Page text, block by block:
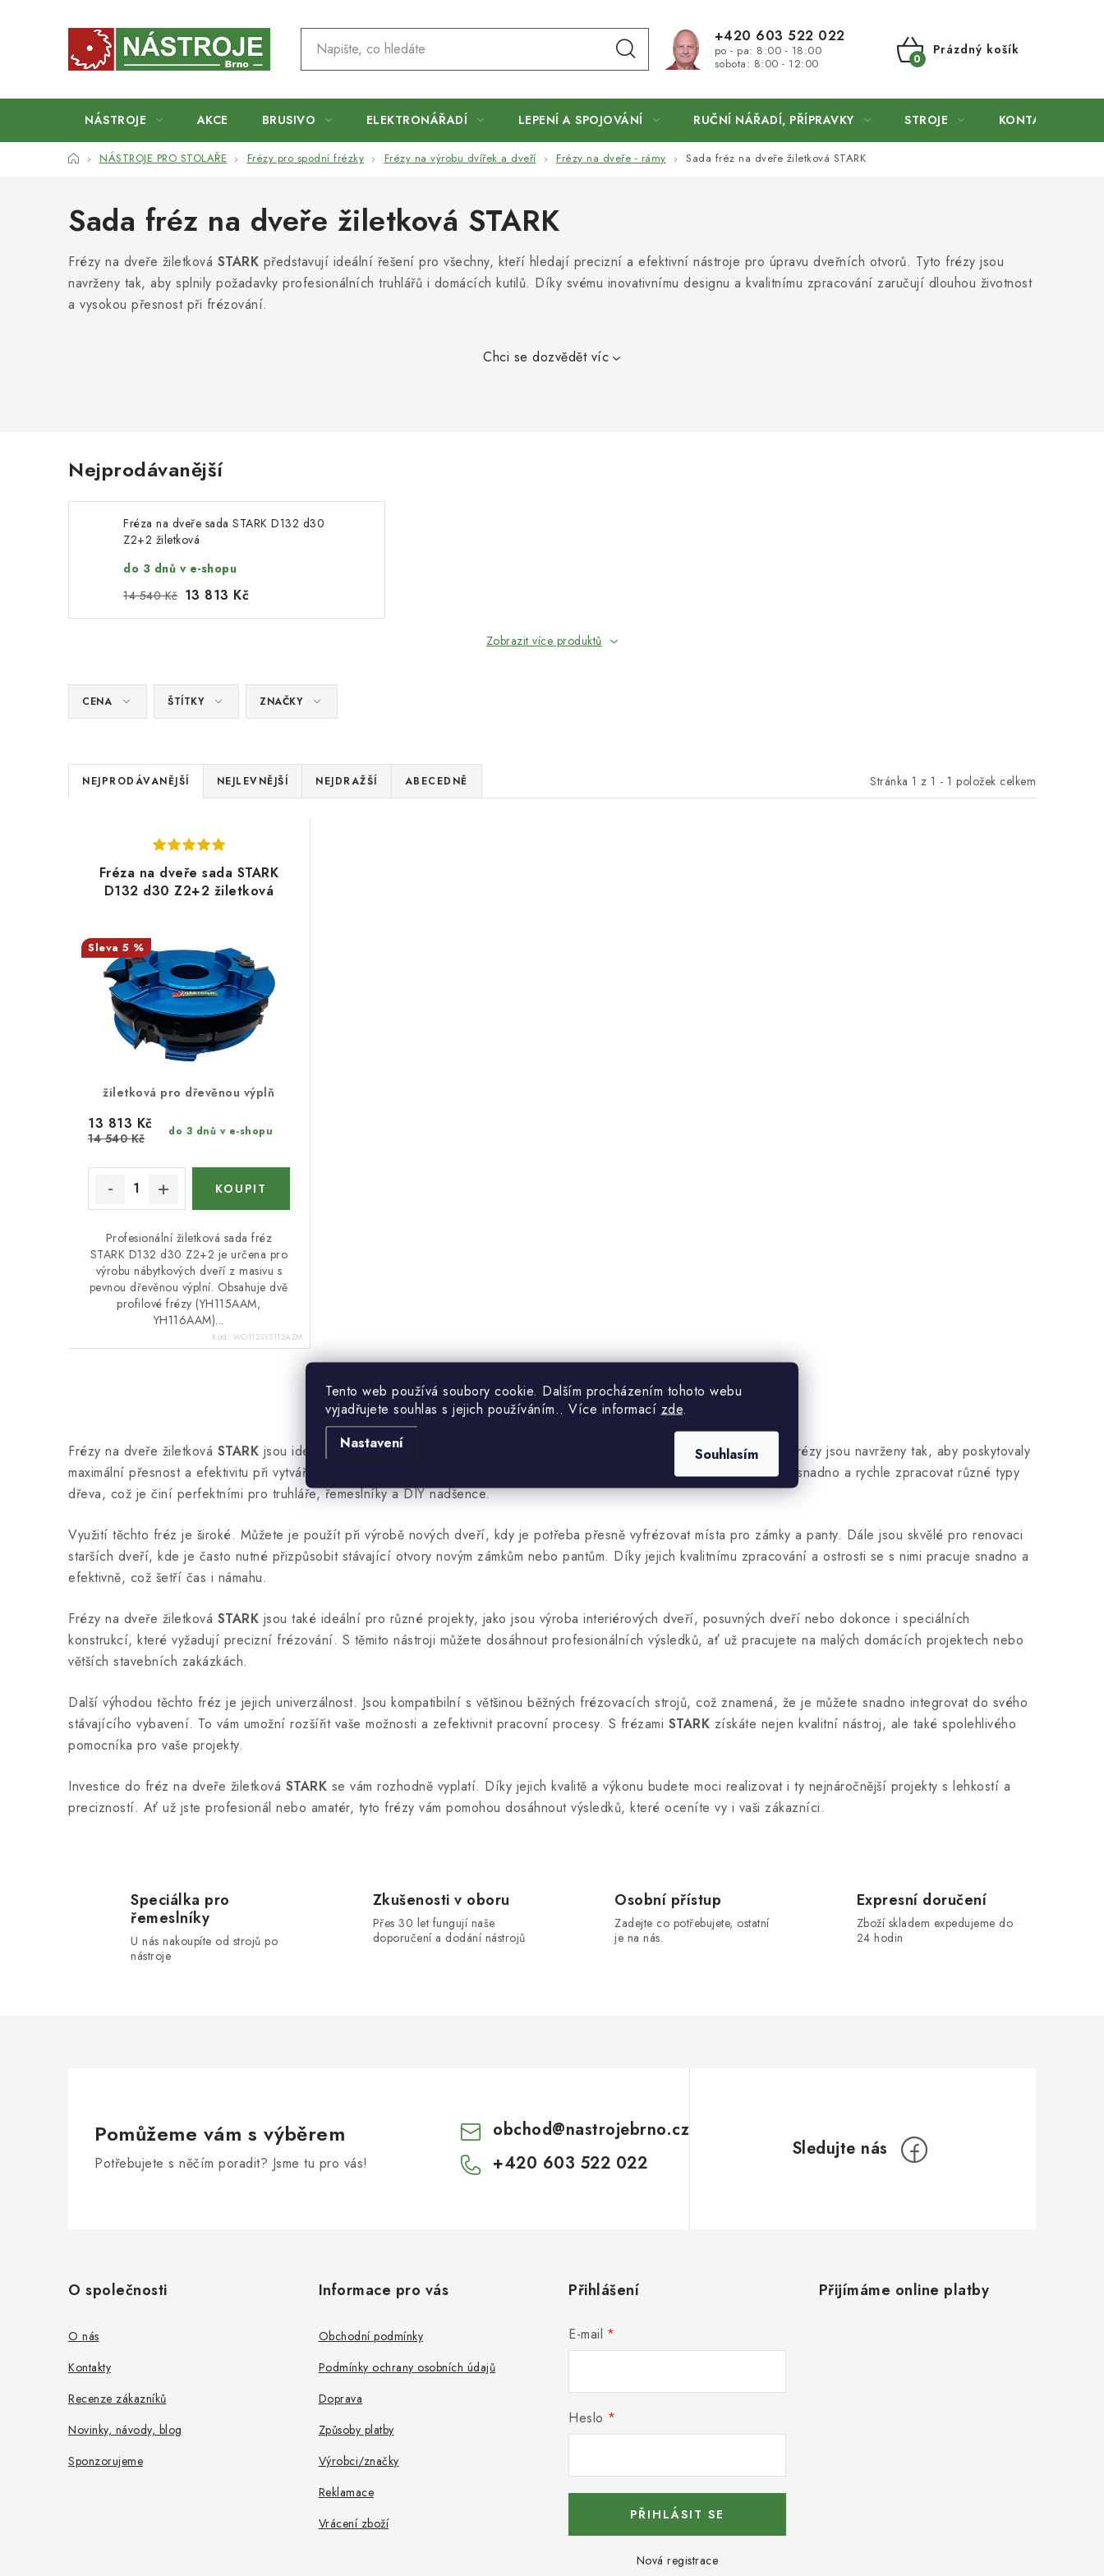
Tento web používá soubory cookie. Dalším procházením tohoto webu
vyjadřujete souhlas s jejich používáním.. Více informací zde.
Nastavení
Souhlasím
+420 603 522 022
po - pa: 8:00 - 18:00
sobota: 8:00 - 12:00
NÁKUPNÍ
Prázdný košík
NÁSTROJE AKCE BRUSIVO ELEKTRONÁŘADÍ LEPENÍ A SPOJOVÁNÍ RUČNÍ NÁŘADÍ, PŘÍPRAVKY STROJE KONTAKTY
DomůNÁSTROJE PRO STOLAŘE Frézy pro spodní frézky Frézy na výrobu dvířek a dveří Frézy na dveře - rámy Sada fréz na dveře žiletková STARK
Sada fréz na dveře žiletková STARK
Frézy na dveře žiletková STARK představují ideální řešení pro všechny, kteří hledají precizní a efektivní nástroje pro úpravu dveřních otvorů. Tyto frézy jsou
navrženy tak, aby splnily požadavky profesionálních truhlářů i domácích kutilů. Díky svému inovativnímu designu a kvalitnímu zpracování zaručují dlouhou životnost
a vysokou přesnost při frézování.
Chci se dozvědět víc
Nejprodávanější
Fréza na dveře sada STARK D132 d30
Z2+2 žiletková
do 3 dnů v e-shopu
14 540 Kč 13 813 Kč
Zobrazit více produktů
CENA ŠTÍTKY ZNAČKY
Stránka 1 z 1 - 1 položek celkem
Ř
a
p
NEJPRODÁVANĚJŠÍ NEJLEVNĚJŠÍ NEJDRAŽŠÍ ABECEDNĚ
Fréza na dveře sada STARK
D132 d30 Z2+2 žiletková
5 %
žiletková pro dřevěnou výplň
do 3 dnů v e-shopu
13 813 Kč
14 540 Kč
Profesionální žiletková sada fréz
STARK D132 d30 Z2+2 je určena pro
výrobu nábytkových dveří z masivu s
pevnou dřevěnou výplní. Obsahuje dvě
profilové frézy (YH115AAM,
YH116AAM)...
Kód: WO112SYS112AZM
v
l
á
d
a
c
p
r
k
y
ý
p
Frézy na dveře žiletková STARK jsou ideálním nástrojem pro každého, kdo se zabývá výrobou nebo renovací dveří. Tyto frézy jsou navrženy tak, aby poskytovaly
maximální přesnost a efektivitu při vytváření drážek a otvorů pro zámky, panty a další komponenty. S jejich pomocí můžete snadno a rychle zpracovat různé typy
dřeva, což je činí perfektními pro truhláře, řemeslníky a DIY nadšence.
Využití těchto fréz je široké. Můžete je použít při výrobě nových dveří, kdy je potřeba přesně vyfrézovat místa pro zámky a panty. Dále jsou skvělé pro renovaci
starších dveří, kde je často nutné přizpůsobit stávající otvory novým zámkům nebo pantům. Díky jejich kvalitnímu zpracování a ostrosti se s nimi pracuje snadno a
efektivně, což šetří čas i námahu.
Frézy na dveře žiletková STARK jsou také ideální pro různé projekty, jako jsou výroba interiérových dveří, posuvných dveří nebo dokonce i speciálních
konstrukcí, které vyžadují precizní frézování. S těmito nástroji můžete dosáhnout profesionálních výsledků, ať už pracujete na malých domácích projektech nebo
větších stavebních zakázkách.
Další výhodou těchto fréz je jejich univerzálnost. Jsou kompatibilní s většinou běžných frézovacích strojů, což znamená, že je můžete snadno integrovat do svého
stávajícího vybavení. To vám umožní rozšířit vaše možnosti a zefektivnit pracovní procesy. S frézami STARK získáte nejen kvalitní nástroj, ale také spolehlivého
pomocníka pro vaše projekty.
Investice do fréz na dveře žiletková STARK se vám rozhodně vyplatí. Díky jejich kvalitě a výkonu budete moci realizovat i ty nejnáročnější projekty s lehkostí a
precizností. Ať už jste profesionál nebo amatér, tyto frézy vám pomohou dosáhnout výsledků, které oceníte vy i vaši zákazníci.
Speciálka pro
řemeslníky
U nás nakoupíte od strojů po
nástroje
Zkušenosti v oboru
Přes 30 let fungují naše
doporučení a dodání nástrojů
Osobní přístup
Zadejte co potřebujete, ostatní
je na nás.
Expresní doručení
Zboží skladem expedujeme do
24 hodin
Pomůžeme vám s výběrem
Potřebujete s něčím poradit? Jsme tu pro vás!
obchod@nastrojebrno.cz
+420 603 522 022
O společnosti
O nás
Kontakty
Recenze zákazníků
Novinky, návody, blog
Sponzorujeme
Informace pro vás
Obchodní podmínky
Podmínky ochrany osobních údajů
Doprava
Způsoby platby
Výrobci/značky
Reklamace
Vrácení zboží
Přihlášení
E-mail
Heslo
PŘIHLÁSIT SE
Nová registrace
Přijímáme online platby